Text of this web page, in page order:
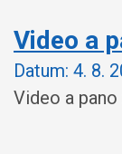
Video a
Datum: 4. 8.
Video a